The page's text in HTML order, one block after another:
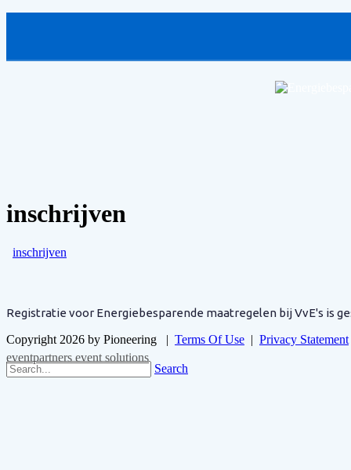
inschrijven
inschrijven
Registratie voor Energiebesparende maatregelen bij VvE's is
Copyright 2026 by Pioneering | Terms Of Use | Privacy Statement
eventpartners event solutions
Search